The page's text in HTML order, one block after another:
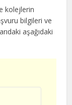
kolejlerin
bilgileri ve
aşağıdaki